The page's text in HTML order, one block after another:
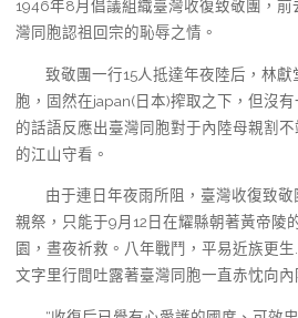
1946年8月倡議組織臺灣收復致敬團，
灣同胞認祖回宗的恥辱之情。
致敬團一行15人抵達年夜陸后，林
胞，固然在japan(日本)搾取之下，但沒
的話語反應出臺灣同胞對于內陸母親割
的江山守看。
由于連日年夜雨所阻，臺灣收復致
親祭，只能于9月12日在耀縣朝著黃帝陵
園，晝夜祈救。八年戰鬥，平易近族更
文字里行間吐露著臺灣同胞一直赤忱向內